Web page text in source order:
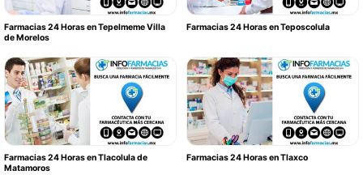
Farmacias 24 Horas en Tepelmeme Villa
de Morelos
Farmacias 24 Horas en Teposcolula
Farmacias 24 Horas en Tlacolula de
Matamoros
Farmacias 24 Horas en Tlaxco